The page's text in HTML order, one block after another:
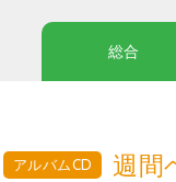
総合
アルバムCD 週間